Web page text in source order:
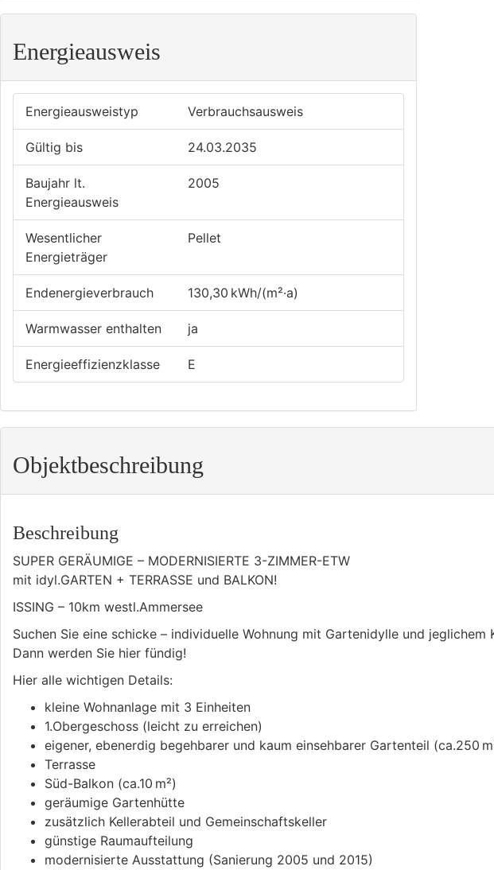
Energieausweis
Energieausweistyp Verbrauchs­ausweis
Gültig bis 24.03.2035
Baujahr lt.
Energieausweis
2005
Wesentlicher
Energieträger
Pellet
Endenergie­verbrauch 130,30 kWh/(m²·a)
Warmwasser enthalten ja
Energie­effizienz­klasse E
Objekt­beschreibung
Beschreibung
SUPER GERÄUMIGE – MODERNISIERTE 3-ZIMMER-ETW
mit idyl.GARTEN + TERRASSE und BALKON!
ISSING – 10km westl.Ammersee
Suchen Sie eine schicke – individuelle Wohnung mit Gartenidylle und
Dann werden Sie hier fündig!
Hier alle wichtigen Details:
kleine Wohnanlage mit 3 Einheiten
1.Obergeschoss (leicht zu erreichen)
eigener, ebenerdig begehbarer und kaum einsehbarer Gartenteil (ca.250
Terrasse
Süd-Balkon (ca.10 m²)
geräumige Gartenhütte
zusätzlich Kellerabteil und Gemeinschaftskeller
günstige Raumaufteilung
modernisierte Ausstattung (Sanierung 2005 und 2015)